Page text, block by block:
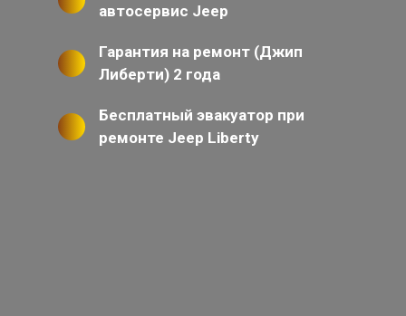
автосервис Jeep
Гарантия на ремонт (Джип
Либерти) 2 года
Бесплатный эвакуатор при
ремонте Jeep Liberty